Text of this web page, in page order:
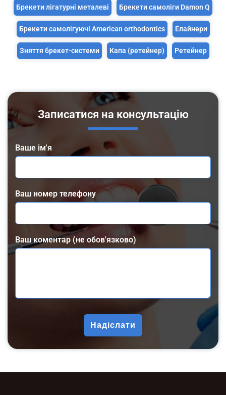
Брекети лігатурні металеві Брекети самоліги Damon Q
Брекети самолігуючі American orthodontics Елайнери
Зняття брекет-системи Капа (ретейнер) Ретейнер
Записатися на консультацію
Ваше ім'я
Ваш номер телефону
Ваш коментар (не обов'язково)